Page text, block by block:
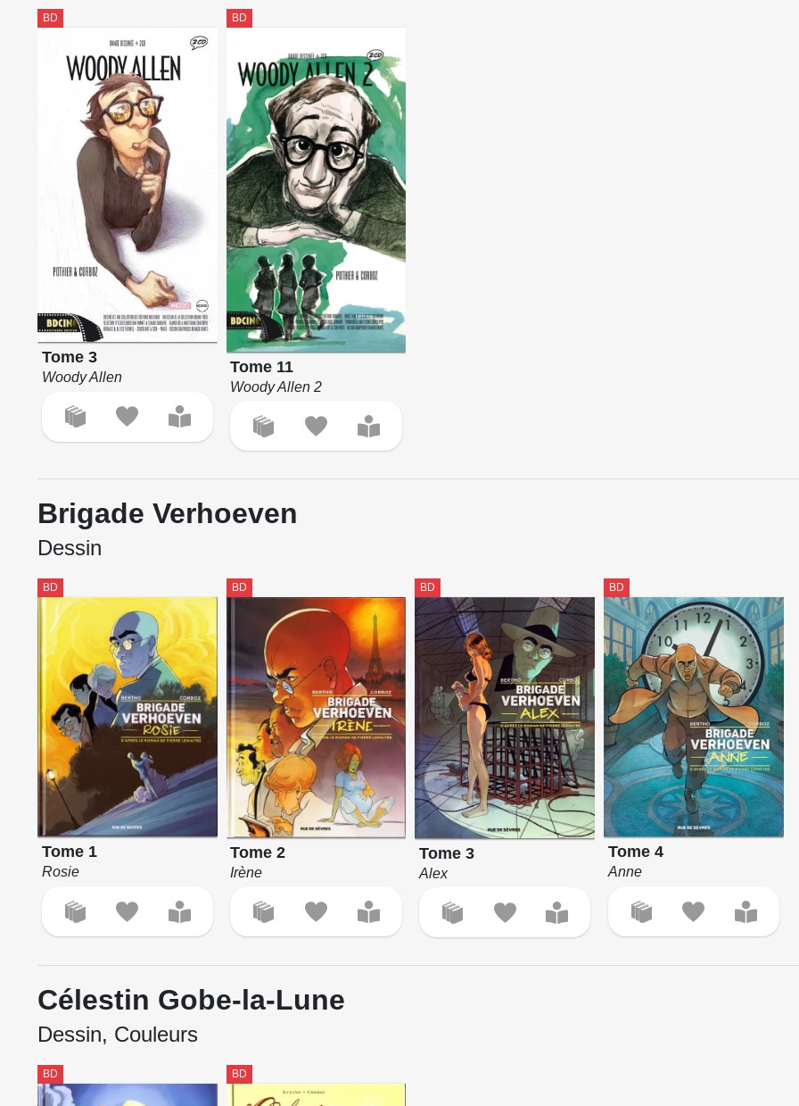
BD
Tome 3
Woody Allen
BD
Tome 11
Woody Allen 2
Brigade Verhoeven
Dessin
BD
Tome 1
Rosie
BD
Tome 2
Irène
BD
Tome 3
Alex
BD
Tome 4
Anne
Célestin Gobe-la-Lune
Dessin, Couleurs
BD BD